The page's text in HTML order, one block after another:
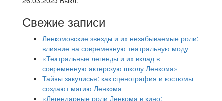
Свежие записи
Ленкомовские звезды и их незабываемые роли:
влияние на современную театральную моду
«Театральные легенды и их вклад в
современную актерскую школу Ленкома»
Тайны закулисья: как сценография и костюмы
создают магию Ленкома
«Легендарные роли Ленкома в кино: